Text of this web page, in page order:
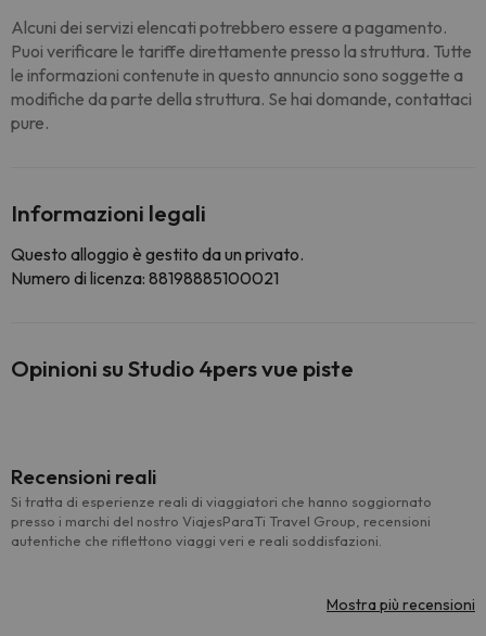
Alcuni dei servizi elencati potrebbero essere a pagamento.
Puoi verificare le tariffe direttamente presso la struttura. Tutte
le informazioni contenute in questo annuncio sono soggette a
modifiche da parte della struttura. Se hai domande, contattaci
pure.
Informazioni legali
Questo alloggio è gestito da un privato.
Numero di licenza: 88198885100021
Opinioni su Studio 4pers vue piste
Recensioni reali
Si tratta di esperienze reali di viaggiatori che hanno soggiornato
presso i marchi del nostro ViajesParaTi Travel Group, recensioni
autentiche che riflettono viaggi veri e reali soddisfazioni.
Mostra più recensioni